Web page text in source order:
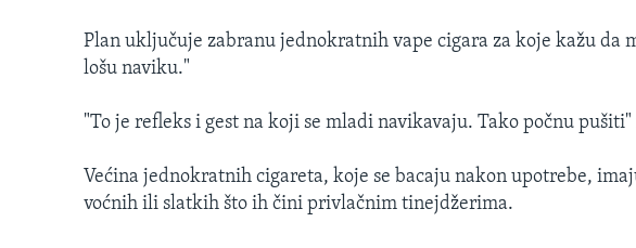
Plan uključuje zabranu jednokratnih vape cigara za koje kažu da
lošu naviku."
"To je refleks i gest na koji se mladi navikavaju. Tako počnu
Većina jednokratnih cigareta, koje se bacaju nakon upotrebe,
voćnih ili slatkih što ih čini privlačnim tinejdžerima.